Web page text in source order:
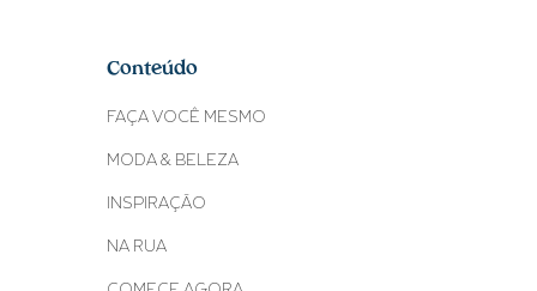
Conteúdo
FAÇA VOCÊ MESMO
MODA & BELEZA
INSPIRAÇÃO
NA RUA